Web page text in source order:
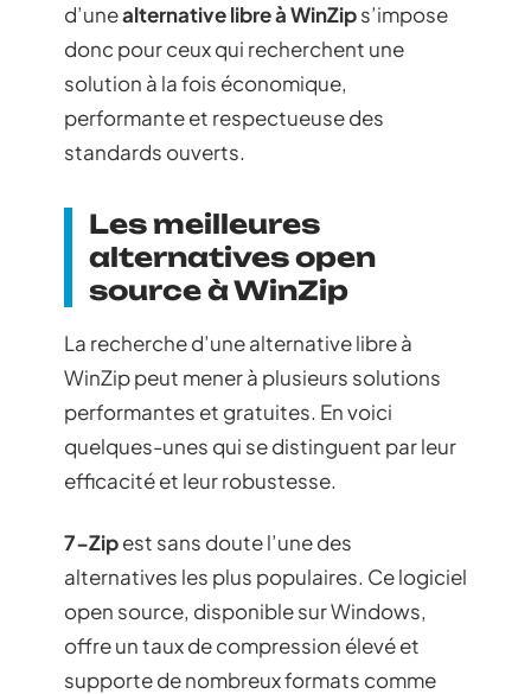
d’unealternative libre à WinZips’impose
donc pour ceux qui recherchent une
solution à la fois économique,
performante et respectueuse des
standards ouverts.
Les meilleures
alternatives open
source à WinZip
La recherche d’une alternative libre à
WinZip peut mener à plusieurs solutions
performantes et gratuites. En voici
quelques-unes qui se distinguent par leur
efficacité et leur robustesse.
7-Zipest sans doute l’une des
alternatives les plus populaires. Ce logiciel
open source, disponible sur Windows,
offre un taux de compression élevé et
supporte de nombreux formats comme